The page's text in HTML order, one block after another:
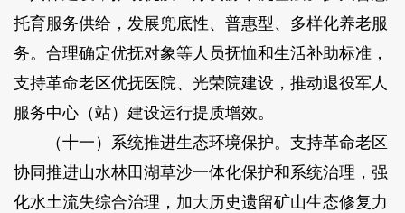
托育服务供给，发展兜底性、普惠型、多样化养老服
务。合理确定优抚对象等人员抚恤和生活补助标准，
支持革命老区优抚医院、光荣院建设，推动退役军人
服务中心（站）建设运行提质增效。
（十一）系统推进生态环境保护。支持革命老区
协同推进山水林田湖草沙一体化保护和系统治理，强
化水土流失综合治理，加大历史遗留矿山生态修复力